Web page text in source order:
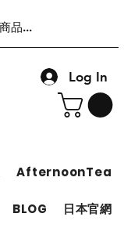
Log In
AfternoonTea
BLOG 日本官網